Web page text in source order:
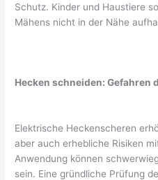
Schutz. Kinder und Haustiere
Mähens nicht in der Nähe
Hecken schneiden: Gefahren
Elektrische Heckenscheren
aber auch erhebliche Risiken
Anwendung können
sein. Eine gründliche Prüfung